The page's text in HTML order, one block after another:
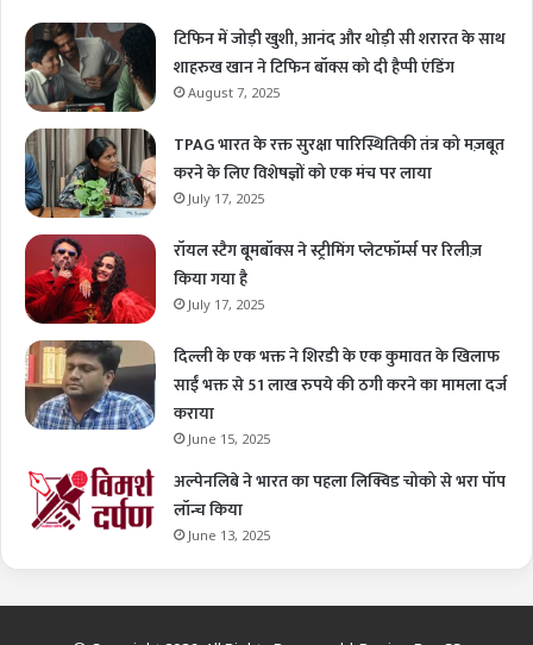
टिफिन में जोड़ी खुशी, आनंद और थोड़ी सी शरारत के साथ
शाहरुख खान ने टिफिन बॉक्स को दी हैप्पी एंडिंग
August 7, 2025
TPAG भारत के रक्त सुरक्षा पारिस्थितिकी तंत्र को मज़बूत
करने के लिए विशेषज्ञों को एक मंच पर लाया
July 17, 2025
रॉयल स्टैग बूमबॉक्स ने स्ट्रीमिंग प्लेटफॉर्म्स पर रिलीज़
किया गया है
July 17, 2025
दिल्ली के एक भक्त ने शिरडी के एक कुमावत के खिलाफ
साईं भक्त से 51 लाख रुपये की ठगी करने का मामला दर्ज
कराया
June 15, 2025
अल्पेनलिबे ने भारत का पहला लिक्विड चोको से भरा पॉप
लॉन्च किया
June 13, 2025